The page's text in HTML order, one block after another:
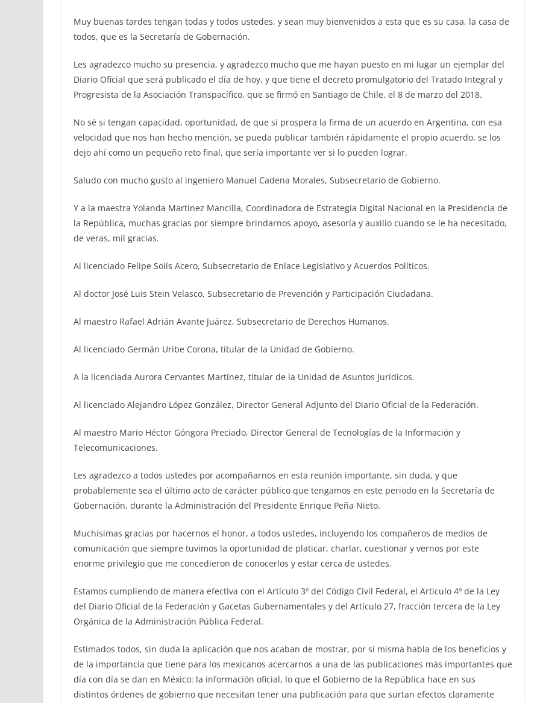
Muy buenas tardes tengan todas y todos ustedes, y sean muy bienvenidos a esta que es su casa, la casa de
todos, que es la Secretaría de Gobernación.
Les agradezco mucho su presencia, y agradezco mucho que me hayan puesto en mi lugar un ejemplar del
Diario Oficial que será publicado el día de hoy, y que tiene el decreto promulgatorio del Tratado Integral y
Progresista de la Asociación Transpacífico, que se firmó en Santiago de Chile, el 8 de marzo del 2018.
No sé si tengan capacidad, oportunidad, de que si prospera la firma de un acuerdo en Argentina, con esa
velocidad que nos han hecho mención, se pueda publicar también rápidamente el propio acuerdo, se los
dejo ahí como un pequeño reto final, que sería importante ver si lo pueden lograr.
Saludo con mucho gusto al ingeniero Manuel Cadena Morales, Subsecretario de Gobierno.
Y a la maestra Yolanda Martínez Mancilla, Coordinadora de Estrategia Digital Nacional en la Presidencia de
la República, muchas gracias por siempre brindarnos apoyo, asesoría y auxilio cuando se le ha necesitado,
de veras, mil gracias.
Al licenciado Felipe Solís Acero, Subsecretario de Enlace Legislativo y Acuerdos Políticos.
Al doctor José Luis Stein Velasco, Subsecretario de Prevención y Participación Ciudadana.
Al maestro Rafael Adrián Avante Juárez, Subsecretario de Derechos Humanos.
Al licenciado Germán Uribe Corona, titular de la Unidad de Gobierno.
A la licenciada Aurora Cervantes Martínez, titular de la Unidad de Asuntos Jurídicos.
Al licenciado Alejandro López González, Director General Adjunto del Diario Oficial de la Federación.
Al maestro Mario Héctor Góngora Preciado, Director General de Tecnologías de la Información y
Telecomunicaciones.
Les agradezco a todos ustedes por acompañarnos en esta reunión importante, sin duda, y que
probablemente sea el último acto de carácter público que tengamos en este periodo en la Secretaría de
Gobernación, durante la Administración del Presidente Enrique Peña Nieto.
Muchísimas gracias por hacernos el honor, a todos ustedes, incluyendo los compañeros de medios de
comunicación que siempre tuvimos la oportunidad de platicar, charlar, cuestionar y vernos por este
enorme privilegio que me concedieron de conocerlos y estar cerca de ustedes.
Estamos cumpliendo de manera efectiva con el Artículo 3º del Código Civil Federal, el Artículo 4º de la Ley
del Diario Oficial de la Federación y Gacetas Gubernamentales y del Artículo 27, fracción tercera de la Ley
Orgánica de la Administración Pública Federal.
Estimados todos, sin duda la aplicación que nos acaban de mostrar, por sí misma habla de los beneficios y
de la importancia que tiene para los mexicanos acercarnos a una de las publicaciones más importantes que
día con día se dan en México: la información oficial, lo que el Gobierno de la República hace en sus
distintos órdenes de gobierno que necesitan tener una publicación para que surtan efectos claramente